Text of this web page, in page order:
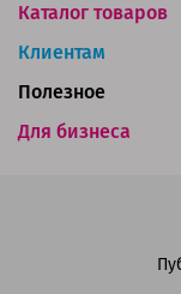
Каталог товаров
Клиентам
Для бизнеса
Полезное